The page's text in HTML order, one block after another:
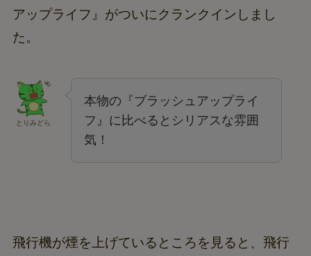
アップライフ』がついにクランクインしまし
た。
とりみどら
本物の『ブラッシュアップライ
フ』に比べるとシリアスな雰囲
気！
飛行機が煙を上げているところを見ると、飛行